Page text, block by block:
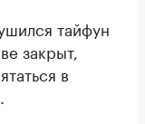
тайфун
закрыт,
в